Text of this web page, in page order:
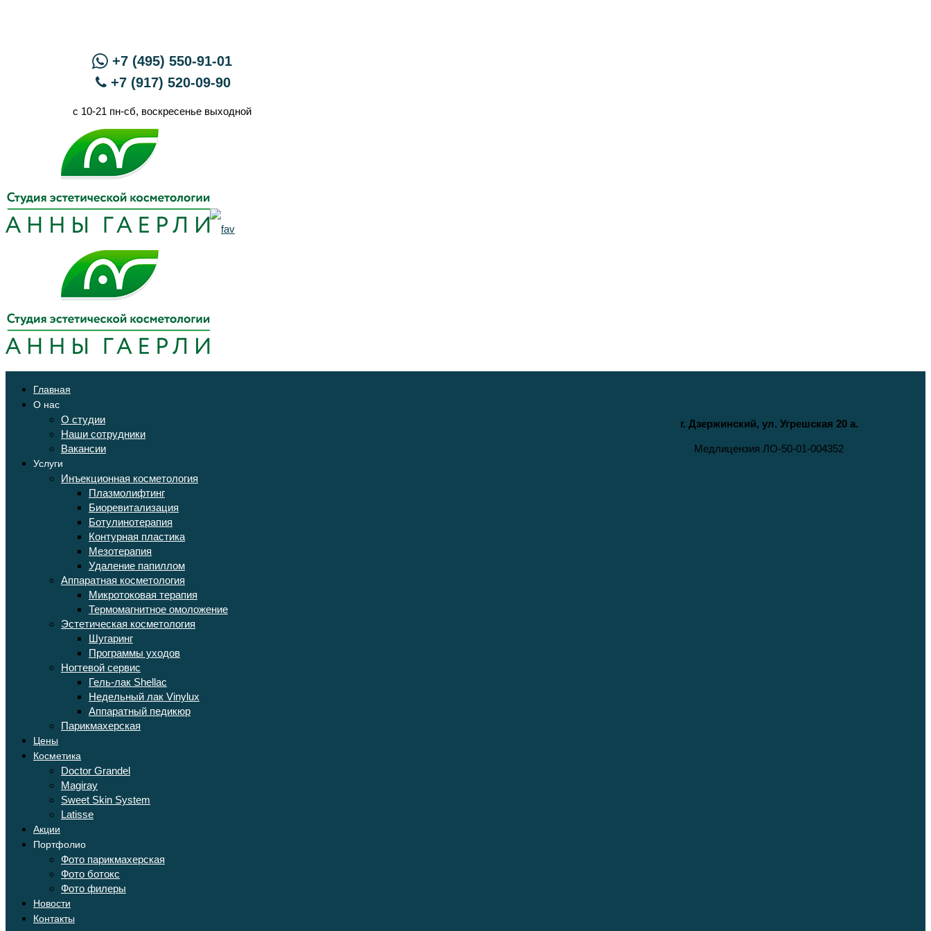
+7 (495) 550-91-01
+7 (917) 520-09-90
с 10-21 пн-сб, воскресенье выходной
г. Дзержинский, ул. Угрешская 20 а.
Медлицензия ЛО-50-01-004352
Главная
О нас
О студии
Наши сотрудники
Вакансии
Услуги
Инъекционная косметология
Плазмолифтинг
Биоревитализация
Ботулинотерапия
Контурная пластика
Мезотерапия
Удаление папиллом
Аппаратная косметология
Микротоковая терапия
Термомагнитное омоложение
Эстетическая косметология
Шугаринг
Программы уходов
Ногтевой сервис
Гель-лак Shellac
Недельный лак Vinylux
Аппаратный педикюр
Парикмахерская
Цены
Косметика
Doctor Grandel
Magiray
Sweet Skin System
Latisse
Акции
Портфолио
Фото парикмахерская
Фото ботокс
Фото филеры
Новости
Контакты